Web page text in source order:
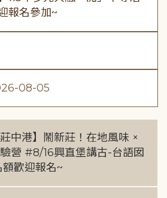
報名參加~
08-05
莊中港】鬧新莊！在地風味 ×
營 #8/16興直堡講古-台語囡
歡迎報名~